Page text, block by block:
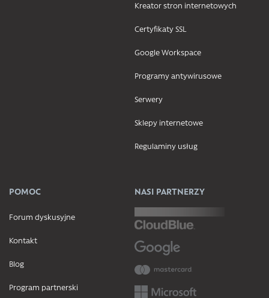
Kreator stron internetowych
Certyfikaty SSL
Google Workspace
Programy antywirusowe
Serwery
Sklepy internetowe
Regulaminy usług
POMOC
Forum dyskusyjne
Kontakt
Blog
Program partnerski
NASI PARTNERZY